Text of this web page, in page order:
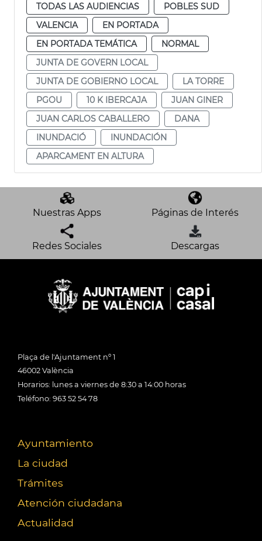
TODAS LAS AUDIENCIAS
POBLES SUD
VALENCIA
EN PORTADA
EN PORTADA TEMÁTICA
NORMAL
JUNTA DE GOVERN LOCAL
JUNTA DE GOBIERNO LOCAL
LA TORRE
PGOU
10 K IBERCAJA
JUAN GINER
JUAN CARLOS CABALLERO
DANA
INUNDACIÓ
INUNDACIÓN
APARCAMENT EN ALTURA
Nuestras Apps Páginas de Interés
Redes Sociales Descargas
Plaça de l'Ajuntament nº 1
46002 València
Horarios: lunes a viernes de 8:30 a 14:00 horas
Teléfono: 963 52 54 78
Ayuntamiento
La ciudad
Trámites
Atención ciudadana
Actualidad